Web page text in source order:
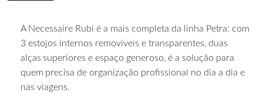
A Necessaire Rubi é a mais completa da linha Petra: com
3 estojos internos removíveis e transparentes, duas
alças superiores e espaço generoso, é a solução para
quem precisa de organização profissional no dia a dia e
nas viagens.